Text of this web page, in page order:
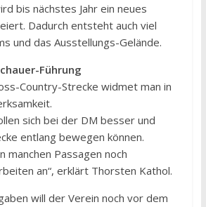
bis nächstes Jahr ein neues
Dadurch entsteht auch viel
und das Ausstellungs-Gelände.
Führung
Country-Strecke widmet man in
sich bei der DM besser und
entlang bewegen können.
manchen Passagen noch
an“, erklärt Thorsten Kathol.
will der Verein noch vor dem